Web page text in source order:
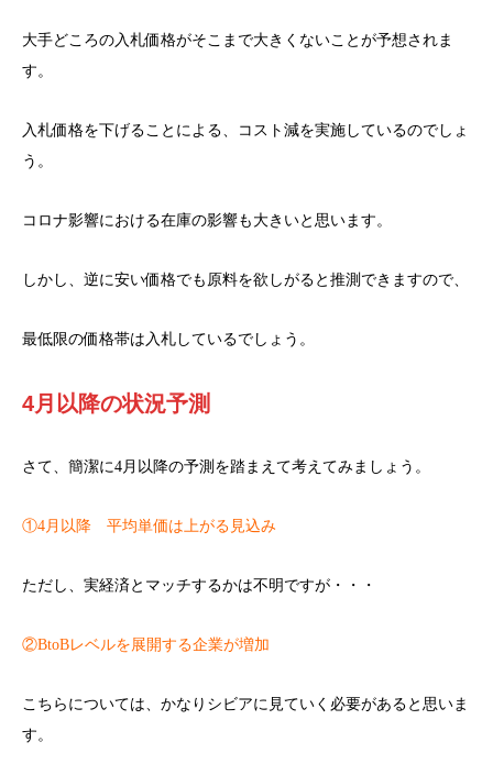
大手どころの入札価格がそこまで大きくないことが予想されま
す。
入札価格を下げることによる、コスト減を実施しているのでしょ
う。
コロナ影響における在庫の影響も大きいと思います。
しかし、逆に安い価格でも原料を欲しがると推測できますので、
最低限の価格帯は入札しているでしょう。
4月以降の状況予測
さて、簡潔に4月以降の予測を踏まえて考えてみましょう。
①4月以降 平均単価は上がる見込み
ただし、実経済とマッチするかは不明ですが・・・
②BtoBレベルを展開する企業が増加
こちらについては、かなりシビアに見ていく必要があると思いま
す。